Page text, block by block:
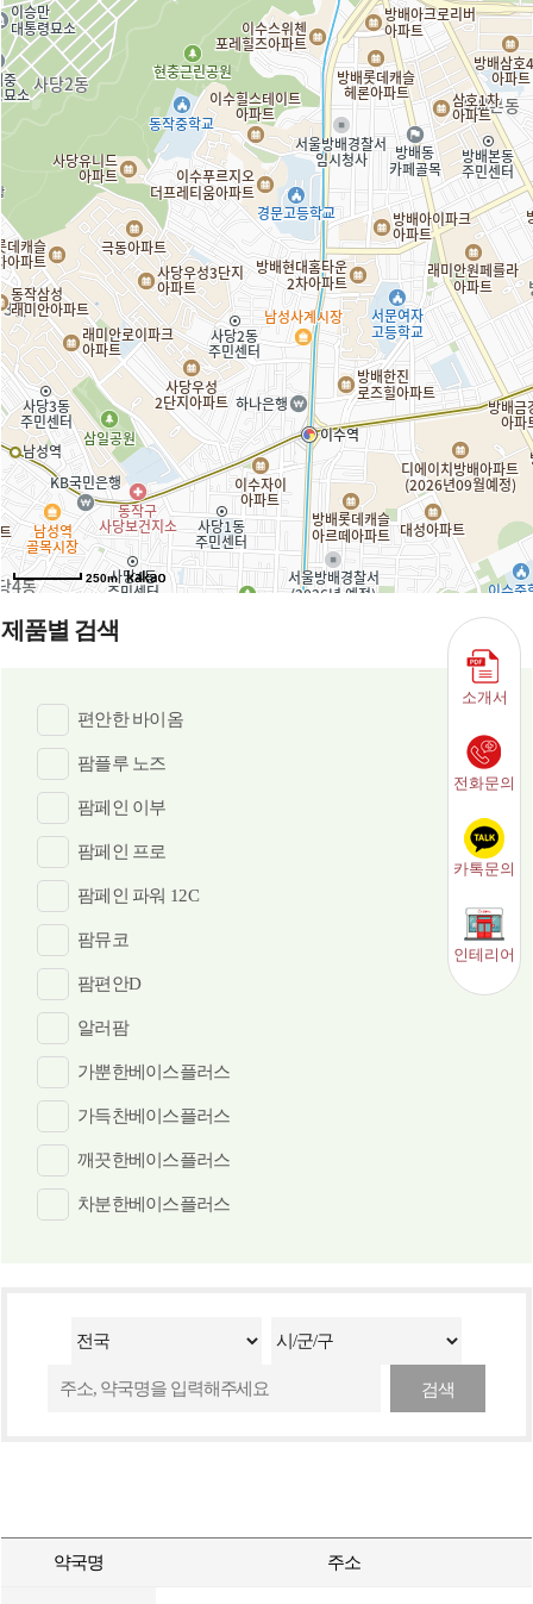
250m
제품별 검색
편안한 바이옴
팜플루 노즈
팜페인 이부
팜페인 프로
팜페인 파워 12C
팜뮤코
팜편안D
알러팜
가뿐한베이스플러스
가득찬베이스플러스
깨끗한베이스플러스
차분한베이스플러스
밸런스:간건강
밸런스포텐시:이뮨 (30입)
휴베이스 레스톤 크림(30g)
검색
약국명 주소
소개서
전화문의
카톡문의
인테리어